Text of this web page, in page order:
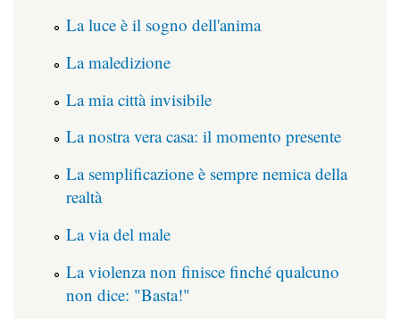
La luce è il sogno dell'anima
La maledizione
La mia città invisibile
La nostra vera casa: il momento presente
La semplificazione è sempre nemica della
realtà
La via del male
La violenza non finisce finché qualcuno
non dice: "Basta!"